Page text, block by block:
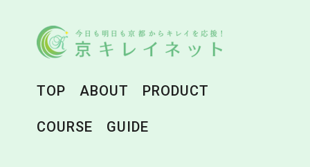
TOP ABOUT PRODUCT
COURSE GUIDE